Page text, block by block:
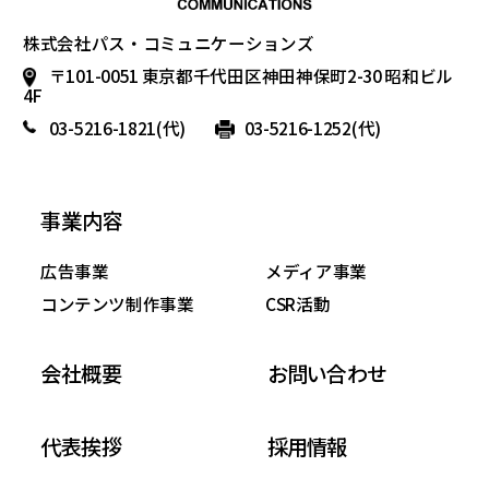
株式会社パス・コミュニケーションズ
〒101-0051 東京都千代田区神田神保町2-30 昭和ビル
4F
03-5216-1821(代) 03-5216-1252(代)
事業内容
広告事業
メディア事業
コンテンツ制作事業
CSR活動
会社概要
代表挨拶
お問い合わせ
採用情報